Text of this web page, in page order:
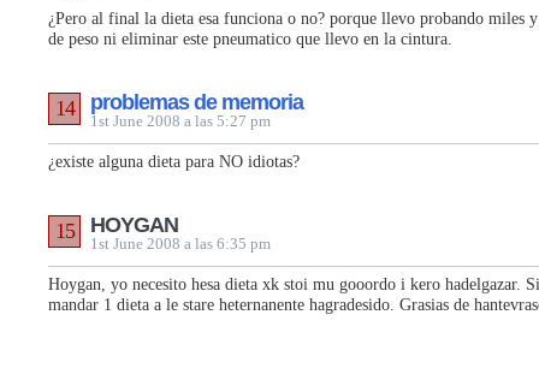
¿Pero al final la dieta esa funciona o no? porque llevo probando miles
de peso ni eliminar este pneumatico que llevo en la cintura.
problemas de memoria
1st June 2008 a las 5:27 pm
14
¿existe alguna dieta para NO idiotas?
HOYGAN
1st June 2008 a las 6:35 pm
15
Hoygan, yo necesito hesa dieta xk stoi mu gooordo i kero hadelgazar.
mandar 1 dieta a le stare heternanente hagradesido. Grasias de